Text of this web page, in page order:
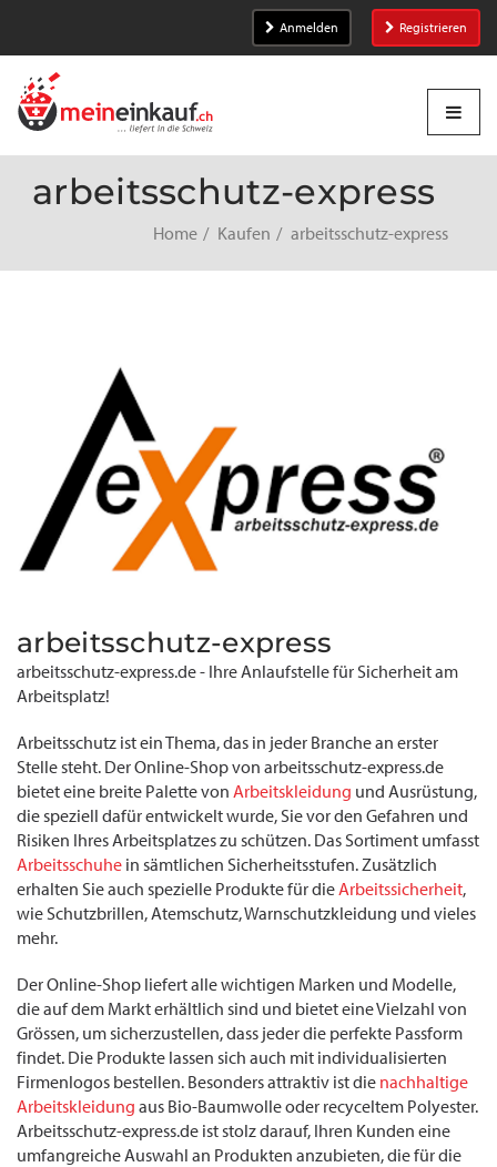
Anmelden Registrieren
arbeitsschutz-express
Home Kaufen arbeitsschutz-express
arbeitsschutz-express
arbeitsschutz-express.de - Ihre Anlaufstelle für Sicherheit am
Arbeitsplatz!
Arbeitsschutz ist ein Thema, das in jeder Branche an erster
Stelle steht. Der Online-Shop von arbeitsschutz-express.de
bietet eine breite Palette von Arbeitskleidung und Ausrüstung,
die speziell dafür entwickelt wurde, Sie vor den Gefahren und
Risiken Ihres Arbeitsplatzes zu schützen. Das Sortiment umfasst
Arbeitsschuhe in sämtlichen Sicherheitsstufen. Zusätzlich
erhalten Sie auch spezielle Produkte für dieArbeitssicherheit,
wie Schutzbrillen, Atemschutz, Warnschutzkleidung und vieles
mehr.
Der Online-Shop liefert alle wichtigen Marken und Modelle,
die auf dem Markt erhältlich sind und bietet eine Vielzahl von
Grössen, um sicherzustellen, dass jeder die perfekte Passform
findet. Die Produkte lassen sich auch mit individualisierten
Firmenlogos bestellen. Besonders attraktiv ist die nachhaltige
Arbeitskleidung aus Bio-Baumwolle oder recyceltem Polyester.
Arbeitsschutz-express.de ist stolz darauf, Ihren Kunden eine
umfangreiche Auswahl an Produkten anzubieten, die für die